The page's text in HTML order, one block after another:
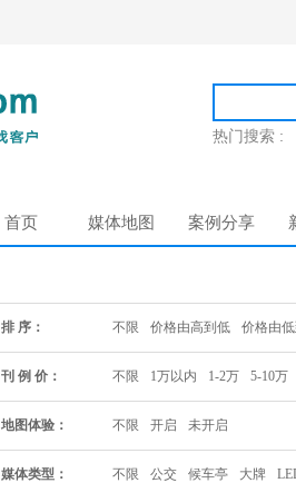
热门搜索 :
首页 媒体地图 案例分享
排 序： 不限 价格由高到低 价格由
刊 例 价： 不限 1万以内 1-2万 5-10万
地图体验： 不限 开启 未开启
媒体类型： 不限 公交 候车亭 大牌